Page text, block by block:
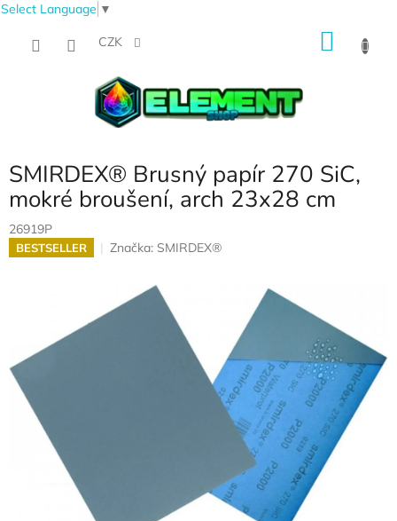
Select Language ▼
CZK
SMIRDEX® Brusný papír 270 SiC,
mokré broušení, arch 23x28 cm
26919P
BESTSELLER Značka: SMIRDEX®